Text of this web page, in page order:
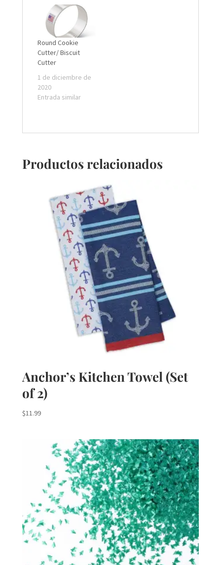
Round Cookie
Cutter/ Biscuit
Cutter
1 de diciembre de
2020
Entrada similar
Productos relacionados
Anchor’s Kitchen Towel (Set
of 2)
$11.99